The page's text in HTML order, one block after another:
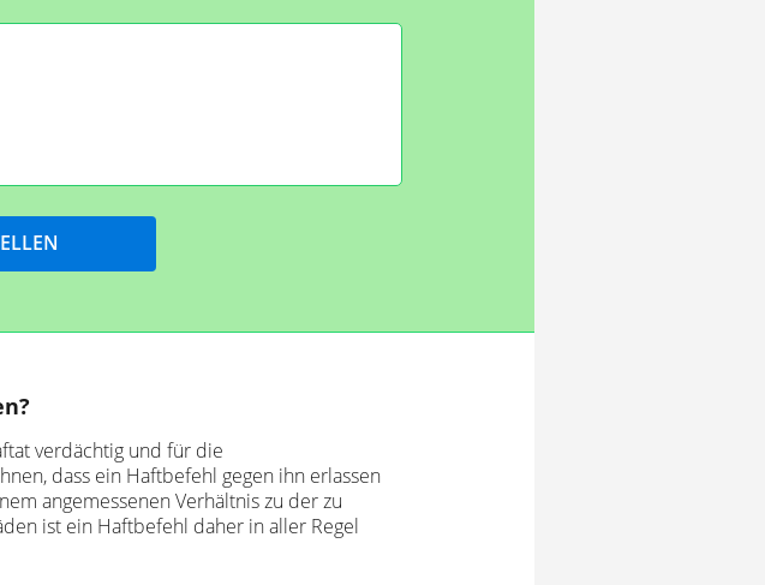
verdächtig und für die
dass ein Haftbefehl gegen ihn erlassen
angemessenen Verhältnis zu der zu
ist ein Haftbefehl daher in aller Regel